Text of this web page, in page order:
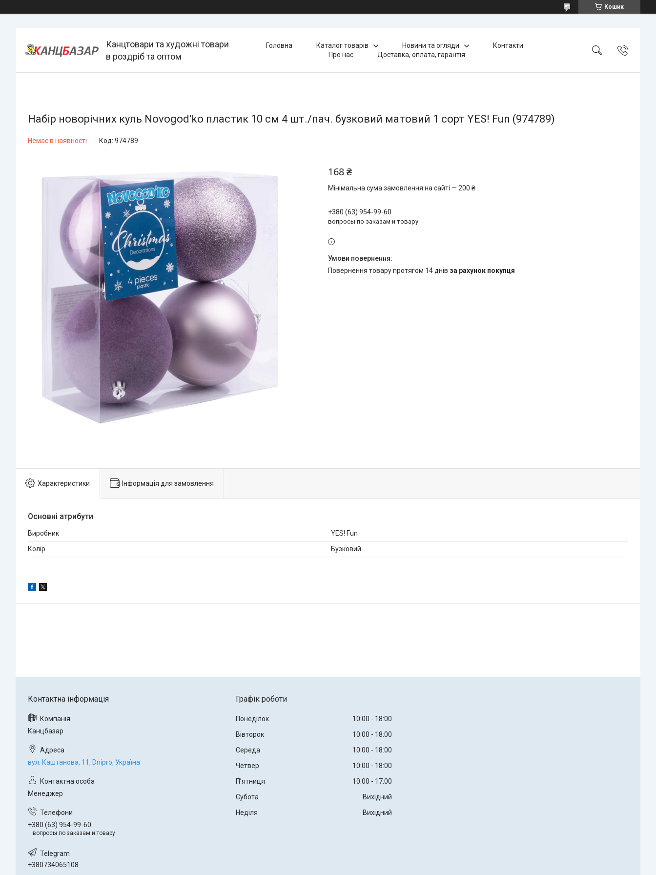
Кошик
Канцтовари та художні товари
в роздріб та оптом
Головна Каталог товарів Новини та огляди
Контакти
Про нас
Доставка, оплата, гарантія
Набір новорічних куль Novogod'ko пластик 10 см 4 шт./пач. бузковий матовий 1 сорт YES! Fun (974789)
Немає в наявності Код: 974789
168 ₴
Мінімальна сума замовлення на сайті — 200 ₴
+380 (63) 954-99-60
вопросы по заказам и товару
повернення товару протягом 14 днів за рахунок покупця
Характеристики Інформація для замовлення
Основні атрибути
Виробник
YES! Fun
Колір
Бузковий
Канцбазар
вул. Каштанова, 11, Dnipro, Україна
Менеджер
+380 (63) 954-99-60
вопросы по заказам и товару
+380734065108
Графік роботи
Понеділок 10:00
18:00
Вівторок
10:00
18:00
Середа
10:00
18:00
Четвер
10:00
18:00
Пʼятниця
10:00
17:00
Субота
Вихідний
Неділя
Вихідний